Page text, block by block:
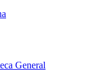
General